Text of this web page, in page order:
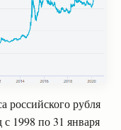
российского рубля
с 1998 по 31 января